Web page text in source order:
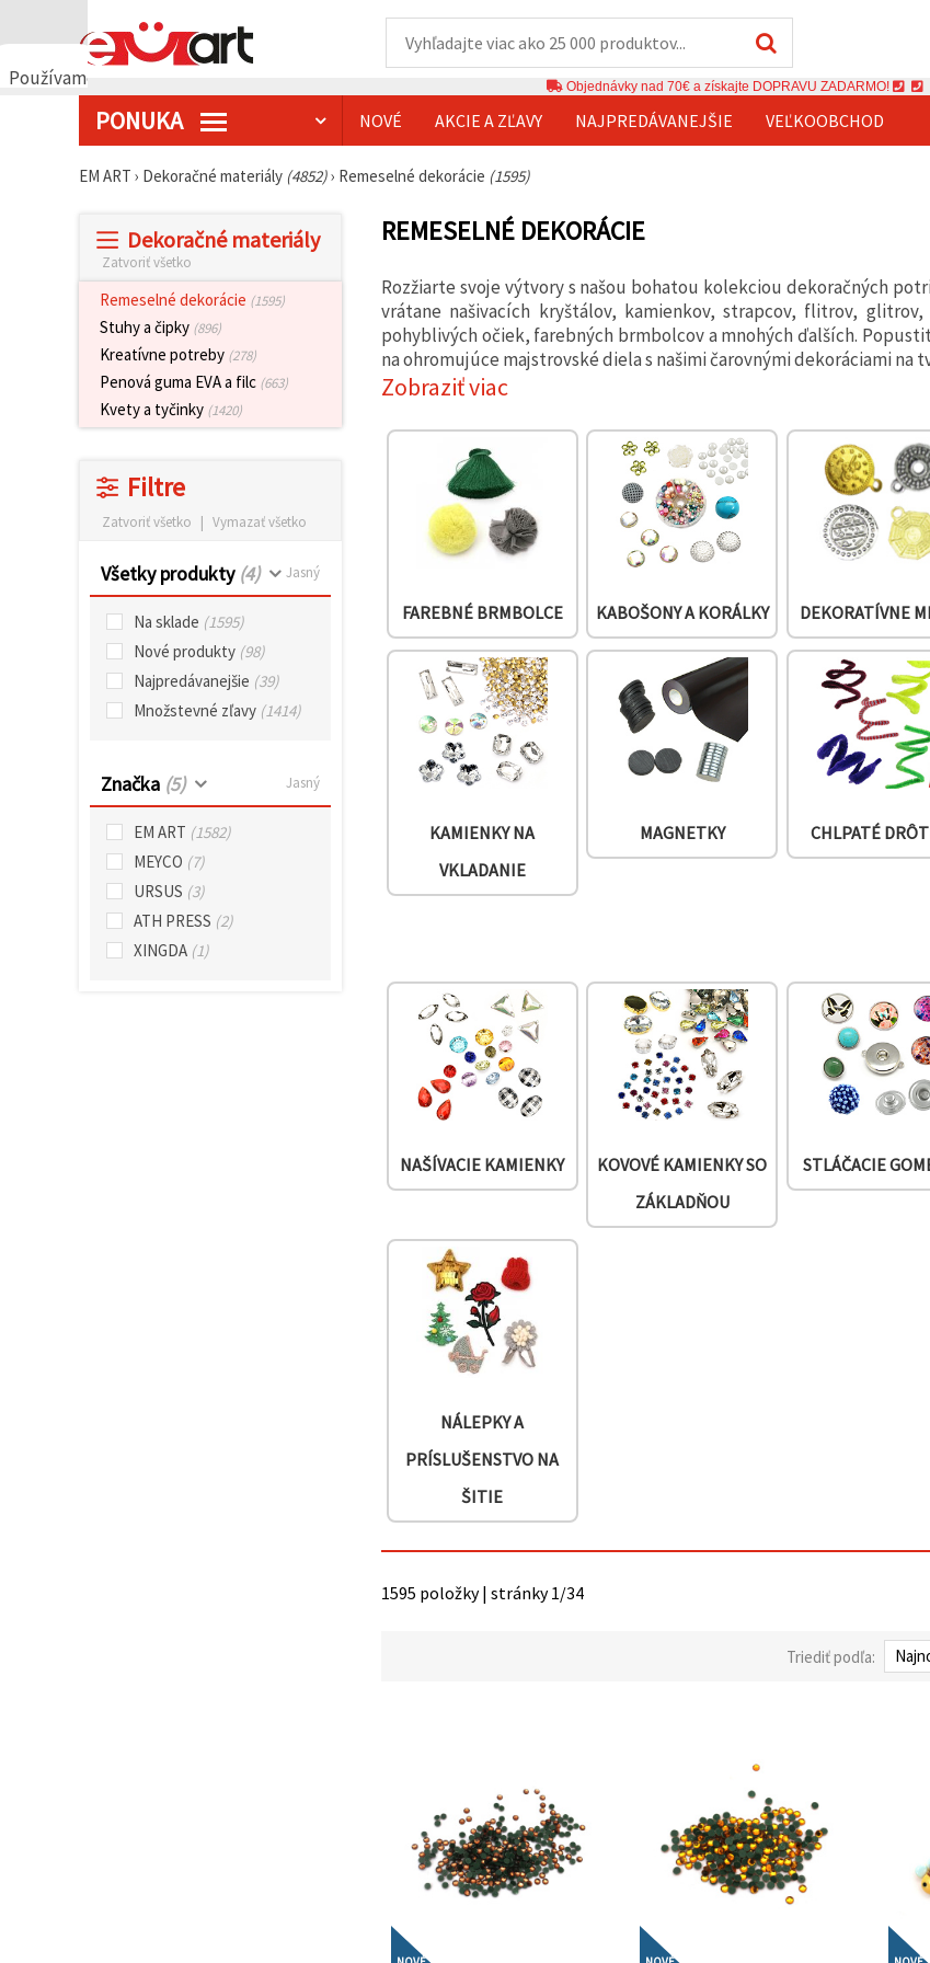
Používame
návštevnosť
Objednávky nad 70€ a získajte DOPRAVU ZADARMO!
PONUKA NOVÉ AKCIE A ZĽAVY NAJPREDÁVANEJŠIE VEĽKOOBCHOD
EM ART › Dekoračné materiály (4852)› Remeselné dekorácie (1595)
Dekoračné materiály
Zatvoriť všetko
Remeselné dekorácie (1595)
Stuhy a čipky (896)
Kreatívne potreby (278)
Penová guma EVA a filc (663)
Kvety a tyčinky (1420)
Filtre
Zatvoriť všetko | Vymazať všetko
Všetky produkty (4) Jasný
Na sklade (1595)
Nové produkty (98)
Najpredávanejšie (39)
Množstevné zľavy (1414)
Značka (5) Jasný
EM ART (1582)
MEYCO (7)
URSUS (3)
ATH PRESS (2)
XINGDA (1)
REMESELNÉ DEKORÁCIE
Rozžiarte svoje výtvory s našou bohatou kolekciou dekoračných
vrátane našivacích kryštálov, kamienkov, strapcov, flitrov,
pohyblivých očiek, farebných brmbolcov a mnohých ďalších.
na ohromujúce majstrovské diela s našimi čarovnými dekoráciami na
Zobraziť viac
FAREBNÉ BRMBOLCE KABOŠONY A KORÁLKY DEKORATÍVNE
KAMIENKY NA
VKLADANIE
MAGNETKY CHLPATÉ
NAŠÍVACIE KAMIENKY
KOVOVÉ KAMIENKY SO
ZÁKLADŇOU
STLÁČACIE
NÁLEPKY A
PRÍSLUŠENSTVO NA
ŠITIE
1595 položky | stránky 1/34
Triediť podľa: